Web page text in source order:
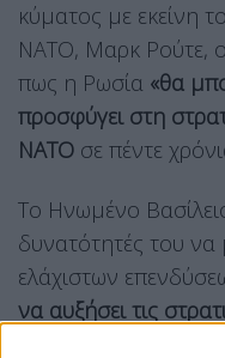
κύματος με εκείνη
ΝΑΤΟ, Μαρκ Ρούτε, ο
πως η Ρωσία «θα
προσφύγει στη
ΝΑΤΟ σε πέντε
Το Ηνωμένο
δυνατότητές του
ελάχιστων
να αυξήσει τις